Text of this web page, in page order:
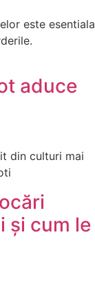
este esentiala
aduce
din culturi mai
și cum le